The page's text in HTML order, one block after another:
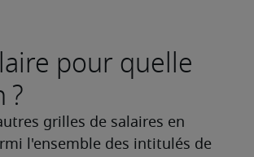
pour quelle
?